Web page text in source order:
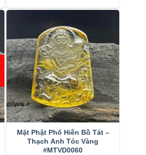
Mặt Phật Phổ Hiền Bồ Tát –
Thạch Anh Tóc Vàng
#MTVD0060